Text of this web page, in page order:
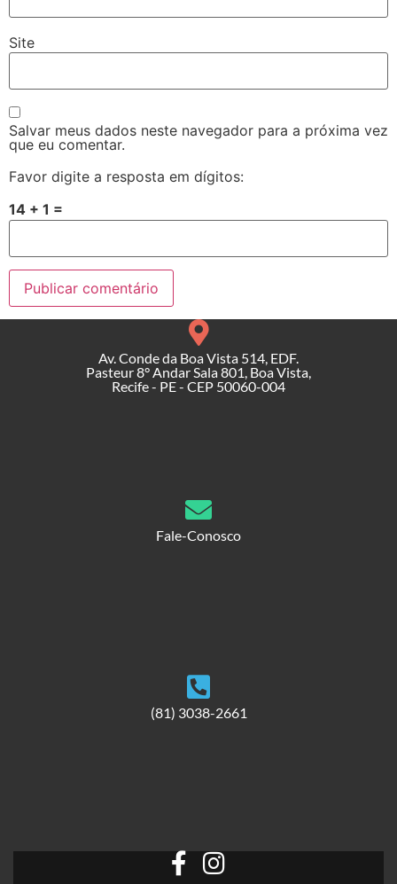
Site
Salvar meus dados neste navegador para a próxima vez
que eu comentar.
Favor digite a resposta em dígitos:
14 + 1 =
Av. Conde da Boa Vista 514, EDF.
Pasteur 8° Andar Sala 801, Boa Vista,
Recife - PE - CEP 50060-004
Fale-Conosco
(81) 3038-2661